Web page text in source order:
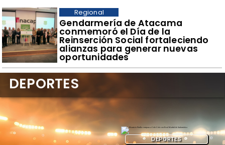
​Gendarmería de Atacama
conmemoró el Día de la
Reinserción Social fortaleciendo
alianzas para generar nuevas
oportunidades
Regional
DEPORTES
DEPORTES